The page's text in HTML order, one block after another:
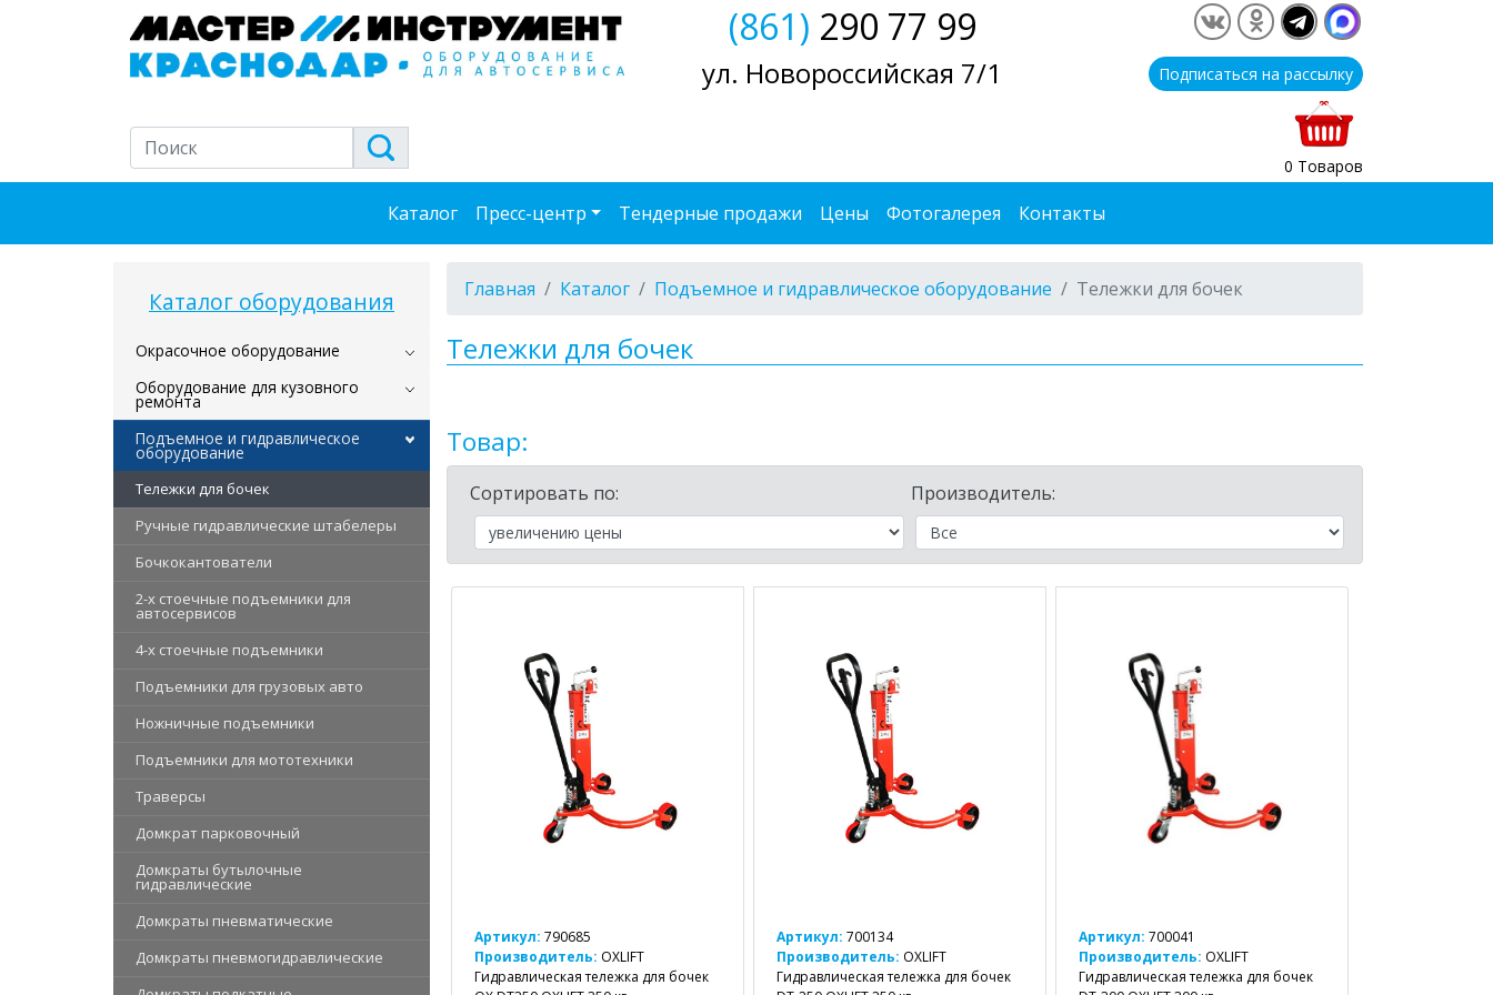
(861) 290 77 99
ул. Новороссийская 7/1 Подписаться на рассылку
0 Товаров
Каталог Пресс-центр Тендерные продажи Цены Фотогалерея Контакты
Каталог оборудования
Окрасочное оборудование
Оборудование для кузовного
ремонта
Подъемное и гидравлическое
оборудование
Тележки для бочек
Ручные гидравлические штабелеры
Бочкокантователи
2-х стоечные подъемники для
автосервисов
4-х стоечные подъемники
Подъемники для грузовых авто
Ножничные подъемники
Подъемники для мототехники
Траверсы
Домкрат парковочный
Домкраты бутылочные
гидравлические
Домкраты пневматические
Домкраты пневмогидравлические
Главная Каталог Подъемное и гидравлическое оборудование Тележки для бочек
Тележки для бочек
Товар:
Сортировать по: Производитель:
Артикул: 790685
Производитель: OXLIFT
Гидравлическая тележка для бочек
Артикул: 700134
Производитель: OXLIFT
Гидравлическая тележка для бочек
Артикул: 700041
Производитель: OXLIFT
Гидравлическая тележка для бочек